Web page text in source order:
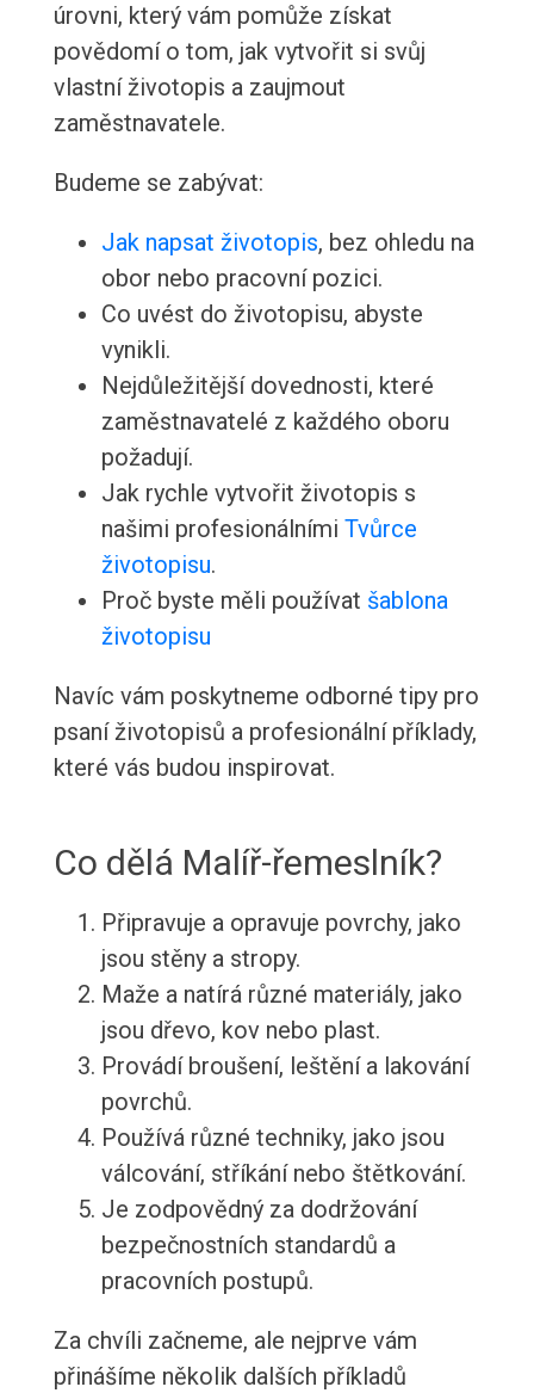
úrovni, který vám pomůže získat
povědomí o tom, jak vytvořit si svůj
vlastní životopis a zaujmout
zaměstnavatele.
Budeme se zabývat:
Jak napsat životopis, bez ohledu na
obor nebo pracovní pozici.
Co uvést do životopisu, abyste
vynikli.
Nejdůležitější dovednosti, které
zaměstnavatelé z každého oboru
požadují.
Jak rychle vytvořit životopis s
našimi profesionálními Tvůrce
životopisu.
Proč byste měli používat šablona
životopisu
Navíc vám poskytneme odborné tipy pro
psaní životopisů a profesionální příklady,
které vás budou inspirovat.
Co dělá Malíř-řemeslník?
Připravuje a opravuje povrchy, jako
jsou stěny a stropy.
Maže a natírá různé materiály, jako
jsou dřevo, kov nebo plast.
Provádí broušení, leštění a lakování
povrchů.
Používá různé techniky, jako jsou
válcování, stříkání nebo štětkování.
Je zodpovědný za dodržování
bezpečnostních standardů a
pracovních postupů.
Za chvíli začneme, ale nejprve vám
přinášíme několik dalších příkladů